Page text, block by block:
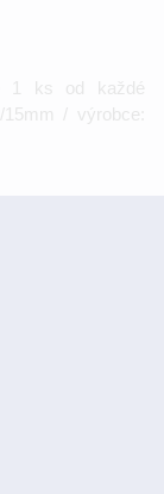
1 ks od každé
/ výrobce: